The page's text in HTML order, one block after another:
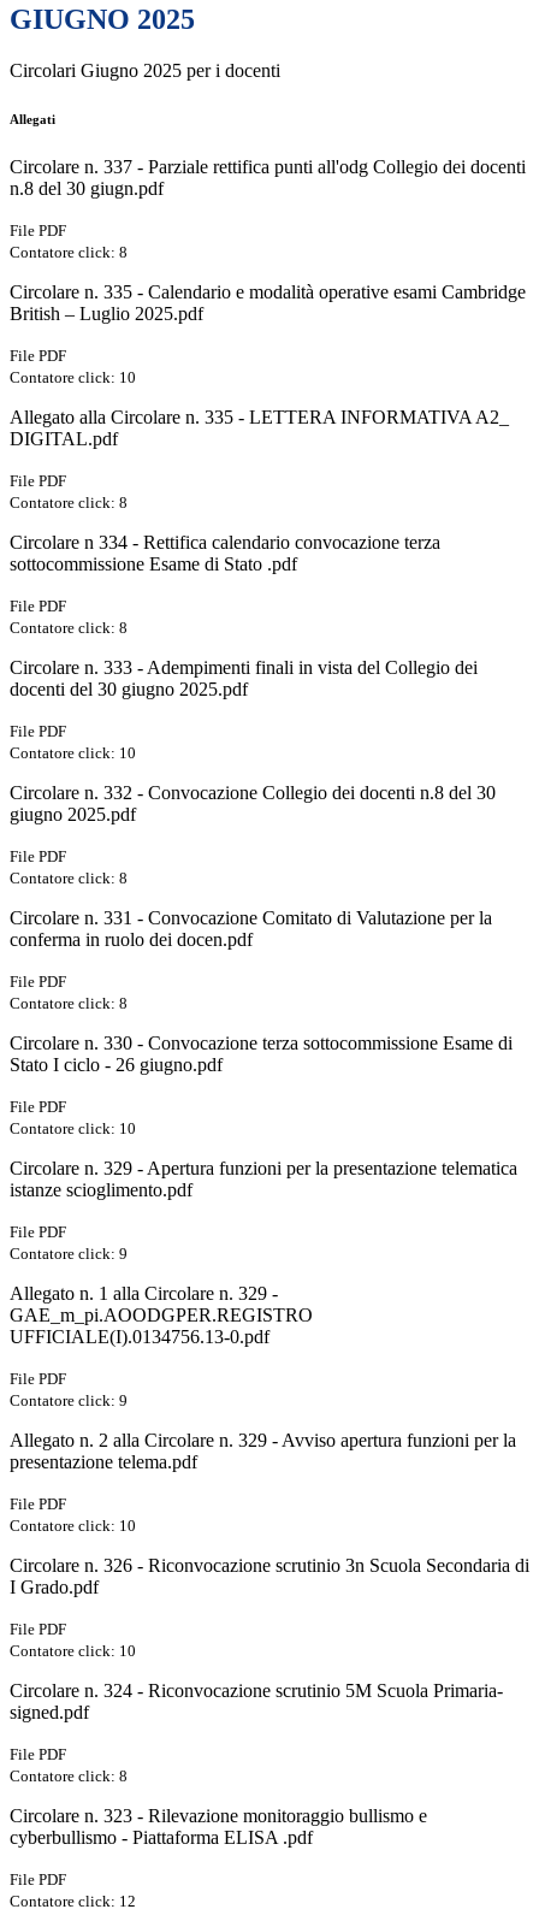
GIUGNO 2025
Circolari Giugno 2025 per i docenti
Allegati
Circolare n. 337 - Parziale rettifica punti all'odg Collegio dei docenti
n.8 del 30 giugn.pdf
File PDF
Contatore click: 8
Circolare n. 335 - Calendario e modalità operative esami Cambridge
British – Luglio 2025.pdf
File PDF
Contatore click: 10
Allegato alla Circolare n. 335 - LETTERA INFORMATIVA A2_
DIGITAL.pdf
File PDF
Contatore click: 8
Circolare n 334 - Rettifica calendario convocazione terza
sottocommissione Esame di Stato .pdf
File PDF
Contatore click: 8
Circolare n. 333 - Adempimenti finali in vista del Collegio dei
docenti del 30 giugno 2025.pdf
File PDF
Contatore click: 10
Circolare n. 332 - Convocazione Collegio dei docenti n.8 del 30
giugno 2025.pdf
File PDF
Contatore click: 8
Circolare n. 331 - Convocazione Comitato di Valutazione per la
conferma in ruolo dei docen.pdf
File PDF
Contatore click: 8
Circolare n. 330 - Convocazione terza sottocommissione Esame di
Stato I ciclo - 26 giugno.pdf
File PDF
Contatore click: 10
Circolare n. 329 - Apertura funzioni per la presentazione telematica
istanze scioglimento.pdf
File PDF
Contatore click: 9
Allegato n. 1 alla Circolare n. 329 -
GAE_m_pi.AOODGPER.REGISTRO
UFFICIALE(I).0134756.13-0.pdf
File PDF
Contatore click: 9
Allegato n. 2 alla Circolare n. 329 - Avviso apertura funzioni per la
presentazione telema.pdf
File PDF
Contatore click: 10
Circolare n. 326 - Riconvocazione scrutinio 3n Scuola Secondaria di
I Grado.pdf
File PDF
Contatore click: 10
Circolare n. 324 - Riconvocazione scrutinio 5M Scuola Primaria-
signed.pdf
File PDF
Contatore click: 8
Circolare n. 323 - Rilevazione monitoraggio bullismo e
cyberbullismo - Piattaforma ELISA .pdf
File PDF
Contatore click: 12